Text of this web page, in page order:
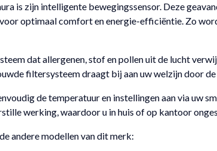
is zijn intelligente bewegingssensor. Deze
optimaal comfort en energie-efficiëntie. Zo
dat allergenen, stof en pollen uit de lucht
filtersysteem draagt bij aan uw welzijn door
de temperatuur en instellingen aan via uw
werking, waardoor u in huis of op kantoor
andere modellen van dit merk: